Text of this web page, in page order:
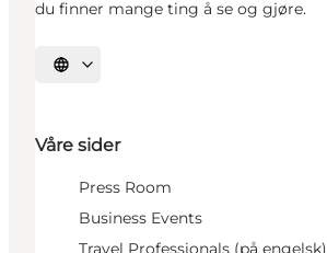
du finner mange ting å se og gjøre.
Velg språk
Våre sider
Press Room
Business Events